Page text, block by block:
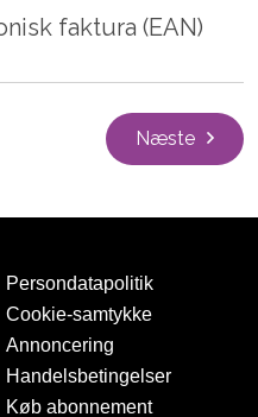
faktura (EAN)
Næste
Persondatapolitik
Cookie-samtykke
Annoncering
Handelsbetingelser
Køb abonnement